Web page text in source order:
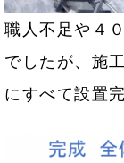
職人不足や４
でしたが、施
にすべて設置